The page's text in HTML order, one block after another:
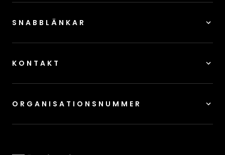
SNABBLÄNKAR
KONTAKT
ORGANISATIONSNUMMER